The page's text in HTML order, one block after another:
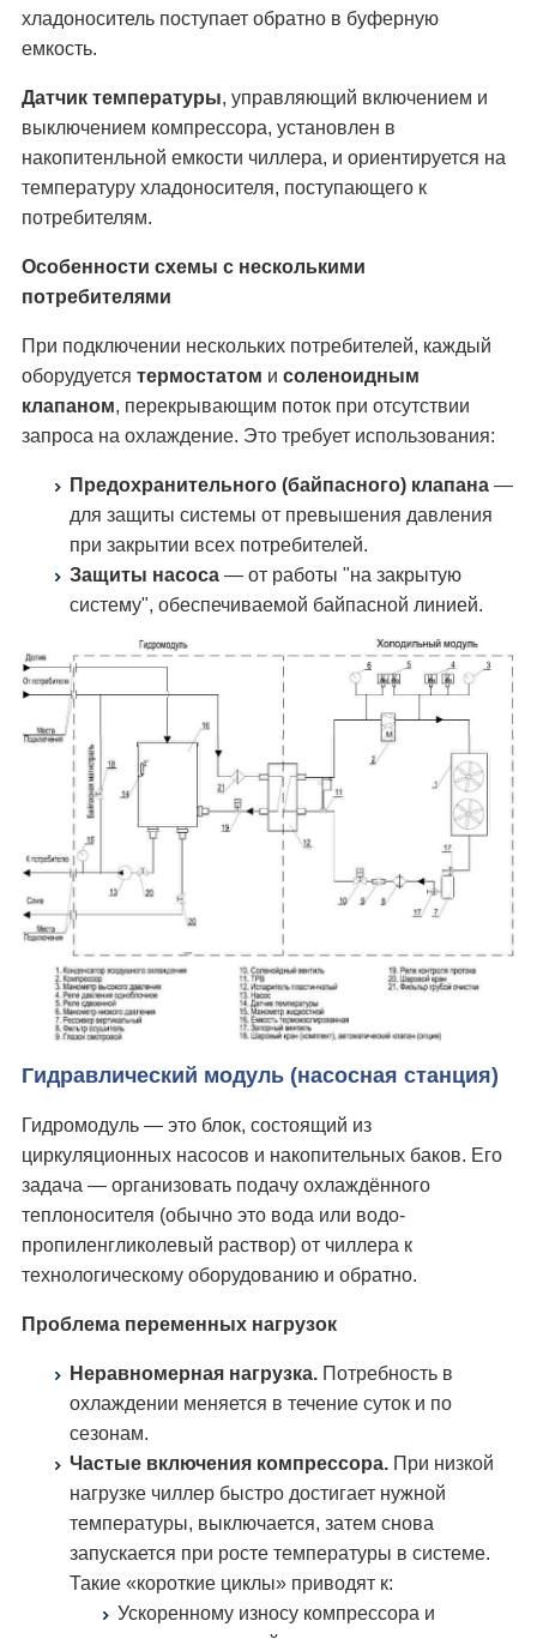
хладоноситель поступает обратно в буферную
емкость.
Датчик температуры, управляющий включением и
выключением компрессора, установлен в
накопитенльной емкости чиллера, и ориентируется на
температуру хладоносителя, поступающего к
потребителям.
Особенности схемы с несколькими
потребителями
При подключении нескольких потребителей, каждый
оборудуется термостатом и соленоидным
клапаном, перекрывающим поток при отсутствии
запроса на охлаждение. Это требует использования:
Предохранительного (байпасного) клапана —
для защиты системы от превышения давления
при закрытии всех потребителей.
Защиты насоса — от работы "на закрытую
систему", обеспечиваемой байпасной линией.
Гидравлический модуль (насосная станция)
Гидромодуль — это блок, состоящий из
циркуляционных насосов и накопительных баков. Его
задача — организовать подачу охлаждённого
теплоносителя (обычно это вода или водо-
пропиленгликолевый раствор) от чиллера к
технологическому оборудованию и обратно.
Проблема переменных нагрузок
Неравномерная нагрузка. Потребность в
охлаждении меняется в течение суток и по
сезонам.
Частые включения компрессора. При низкой
нагрузке чиллер быстро достигает нужной
температуры, выключается, затем снова
запускается при росте температуры в системе.
Такие «короткие циклы» приводят к:
Ускоренному износу компрессора и